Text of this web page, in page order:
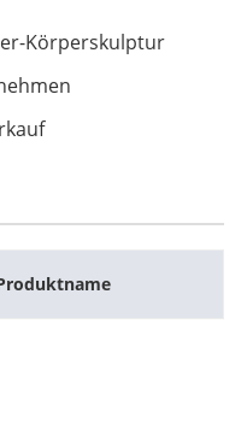
Körperskulptur